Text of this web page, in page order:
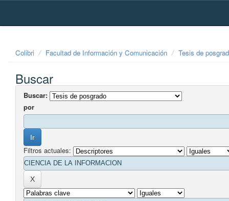
Skip
Colibri Facultad de Información y Comunicación Tesis de
Buscar
Buscar:
por
Filtros actuales: